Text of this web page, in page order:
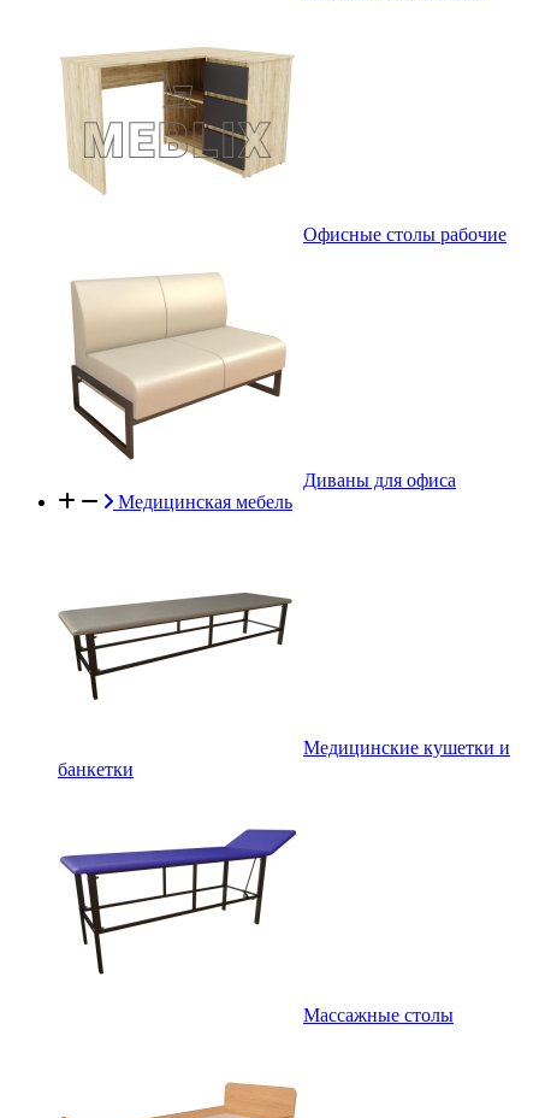
Офисные столы рабочие
Диваны для офиса
Медицинская мебель
Медицинские кушетки и
банкетки
Массажные столы